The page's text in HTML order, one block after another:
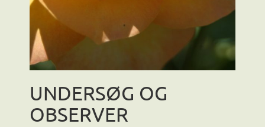
UNDERSØG OG
OBSERVER